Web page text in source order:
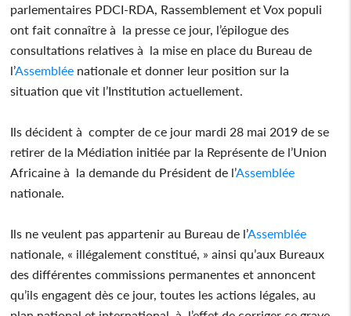
parlementaires PDCI-RDA, Rassemblement et Vox populi
ont fait connaître à la presse ce jour, l’épilogue des
consultations relatives à la mise en place du Bureau de
l’Assemblée nationale et donner leur position sur la
situation que vit l’Institution actuellement.
Ils décident à compter de ce jour mardi 28 mai 2019 de se
retirer de la Médiation initiée par la Représente de l’Union
Africaine à la demande du Président de l’Assemblée
nationale.
Ils ne veulent pas appartenir au Bureau de l’Assemblée
nationale, « illégalement constitué, » ainsi qu’aux Bureaux
des différentes commissions permanentes et annoncent
qu’ils engagent dès ce jour, toutes les actions légales, au